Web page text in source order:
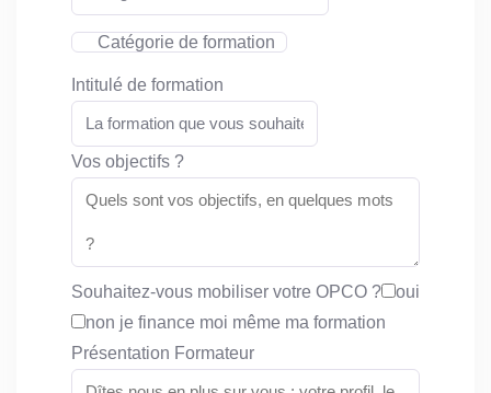
Catégorie de formation
Intitulé de formation
Vos objectifs ?
Souhaitez-vous mobiliser votre OPCO ?
oui
non je finance moi même ma formation
Présentation Formateur